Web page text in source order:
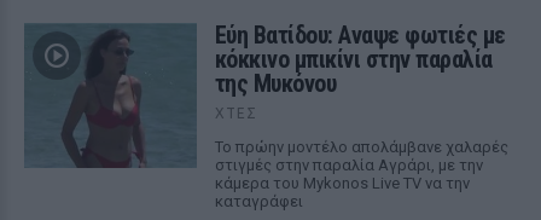
Εύη Βατίδου: Αναψε φωτιές με
κόκκινο μπικίνι στην παραλία
της Μυκόνου
ΧΤΕΣ
Το πρώην μοντέλο απολάμβανε χαλαρές
στιγμές στην παραλία Αγράρι, με την
κάμερα του Mykonos Live TV να την
καταγράφει